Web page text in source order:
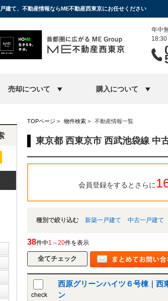
建て、不動産情報ならME不動産西東京にお任せください
年中
18:30
売却について 購入について
TOPページ > 物件検索 > 不動産情報一覧
東京都 西東京市 西武池袋線 中
会員登録をするとさらに
種別で絞り込む 新築一戸建て 中古一戸建て
38件中1～20件を表示
check
西原グリーンハイツ６号棟｜西
ン